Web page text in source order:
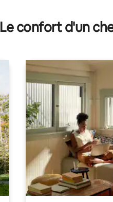
Le confort d'un